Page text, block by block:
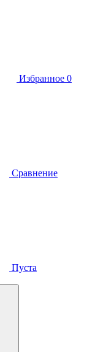
Избранное 0
Сравнение
Пуста